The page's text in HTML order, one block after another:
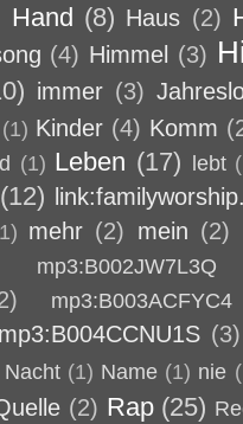
Hand (8) Haus (2)
(4) Himmel (3)
immer (3)
(1) Kinder (4) Komm
(1) Leben (17) lebt
(12)
mehr (2) mein (2)
mp3:B002JW7L3Q
mp3:B003ACFYC4
mp3:B004CCNU1S (3)
Nacht (1) Name (1) nie
(2) Rap (25)